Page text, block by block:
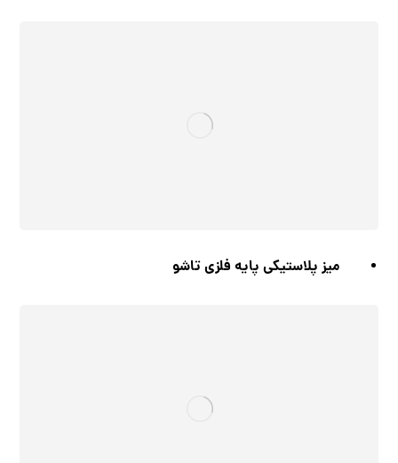
میز پلاستیکی پایه فلزی تاشو